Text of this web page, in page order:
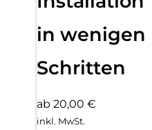
in wenigen
Schritten
ab 20,00 €
inkl. MwSt.